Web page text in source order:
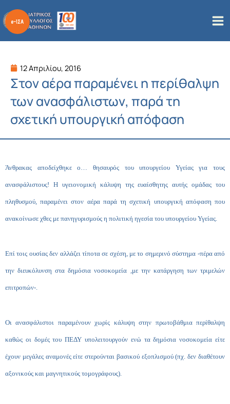
στο
περιεχόμενο
12 Απριλίου, 2016
Στον αέρα παραμένει η περίθαλψη
των ανασφάλιστων, παρά τη
σχετική υπουργική απόφαση
Άνθρακας αποδείχθηκε ο… θησαυρός του υπουργείου Υγείας για τους
ανασφάλιστους! Η υγειονομική κάλυψη της ευαίσθητης αυτής ομάδας του
πληθυσμού, παραμένει στον αέρα παρά τη σχετική υπουργική απόφαση που
ανακοίνωσε χθες με πανηγυρισμούς η πολιτική ηγεσία του υπουργείου Υγείας.
Επί τοις ουσίας δεν αλλάζει τίποτα σε σχέση, με το σημερινό σύστημα -πέρα από
την διευκόλυνση στα δημόσια νοσοκομεία ,με την κατάργηση των τριμελών
επιτροπών-.
Οι ανασφάλιστοι παραμένουν χωρίς κάλυψη στην πρωτοβάθμια περίθαλψη
καθώς οι δομές του ΠΕΔΥ υπολειτουργούν ενώ τα δημόσια νοσοκομεία είτε
έχουν μεγάλες αναμονές είτε στερούνται βασικού εξοπλισμού (πχ. δεν διαθέτουν
αξονικούς και μαγνητικούς τομογράφους).